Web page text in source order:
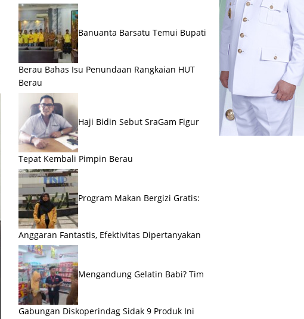
Banuanta Barsatu Temui Bupati
Berau Bahas Isu Penundaan Rangkaian HUT
Berau
Haji Bidin Sebut SraGam Figur
Tepat Kembali Pimpin Berau
Program Makan Bergizi Gratis:
Anggaran Fantastis, Efektivitas Dipertanyakan
Mengandung Gelatin Babi? Tim
Gabungan Diskoperindag Sidak 9 Produk Ini